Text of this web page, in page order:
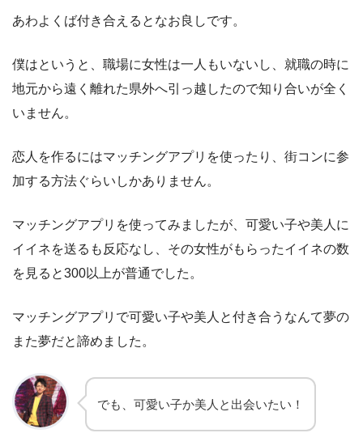
あわよくば付き合えるとなお良しです。
僕はというと、職場に女性は一人もいないし、就職の時に
地元から遠く離れた県外へ引っ越したので知り合いが全く
いません。
恋人を作るにはマッチングアプリを使ったり、街コンに参
加する方法ぐらいしかありません。
マッチングアプリを使ってみましたが、可愛い子や美人に
イイネを送るも反応なし、その女性がもらったイイネの数
を見ると300以上が普通でした。
マッチングアプリで可愛い子や美人と付き合うなんて夢の
また夢だと諦めました。
でも、可愛い子か美人と出会いたい！